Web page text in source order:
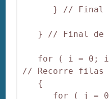
} // Final de
} // Final de
for ( i = 0; i <
// Recorre filas
{
for ( j = 0; j